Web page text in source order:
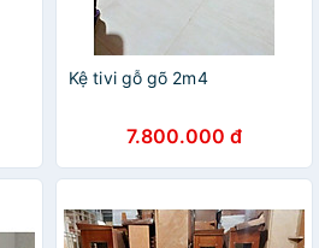
Kệ tivi gỗ gõ 2m4
7.800.000 đ